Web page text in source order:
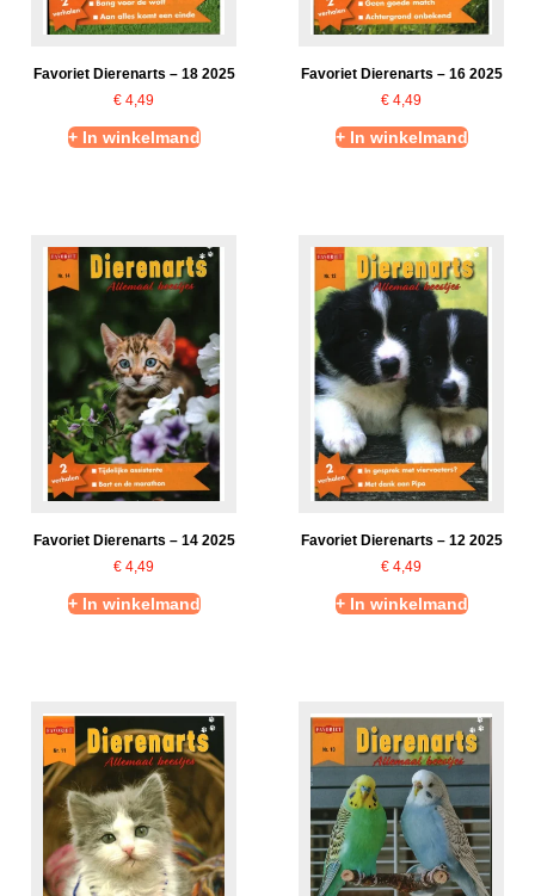
Favoriet Dierenarts – 18 2025
€ 4,49
+ In winkelmand
Favoriet Dierenarts – 16 2025
€ 4,49
+ In winkelmand
Favoriet Dierenarts – 14 2025
€ 4,49
+ In winkelmand
Favoriet Dierenarts – 12 2025
€ 4,49
+ In winkelmand